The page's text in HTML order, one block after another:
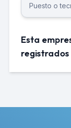
Esta
registrados